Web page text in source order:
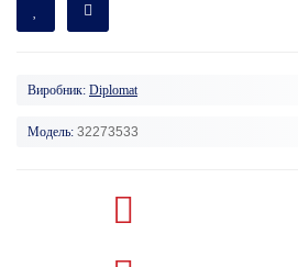
Виробник: Diplomat
Модель: 32273533